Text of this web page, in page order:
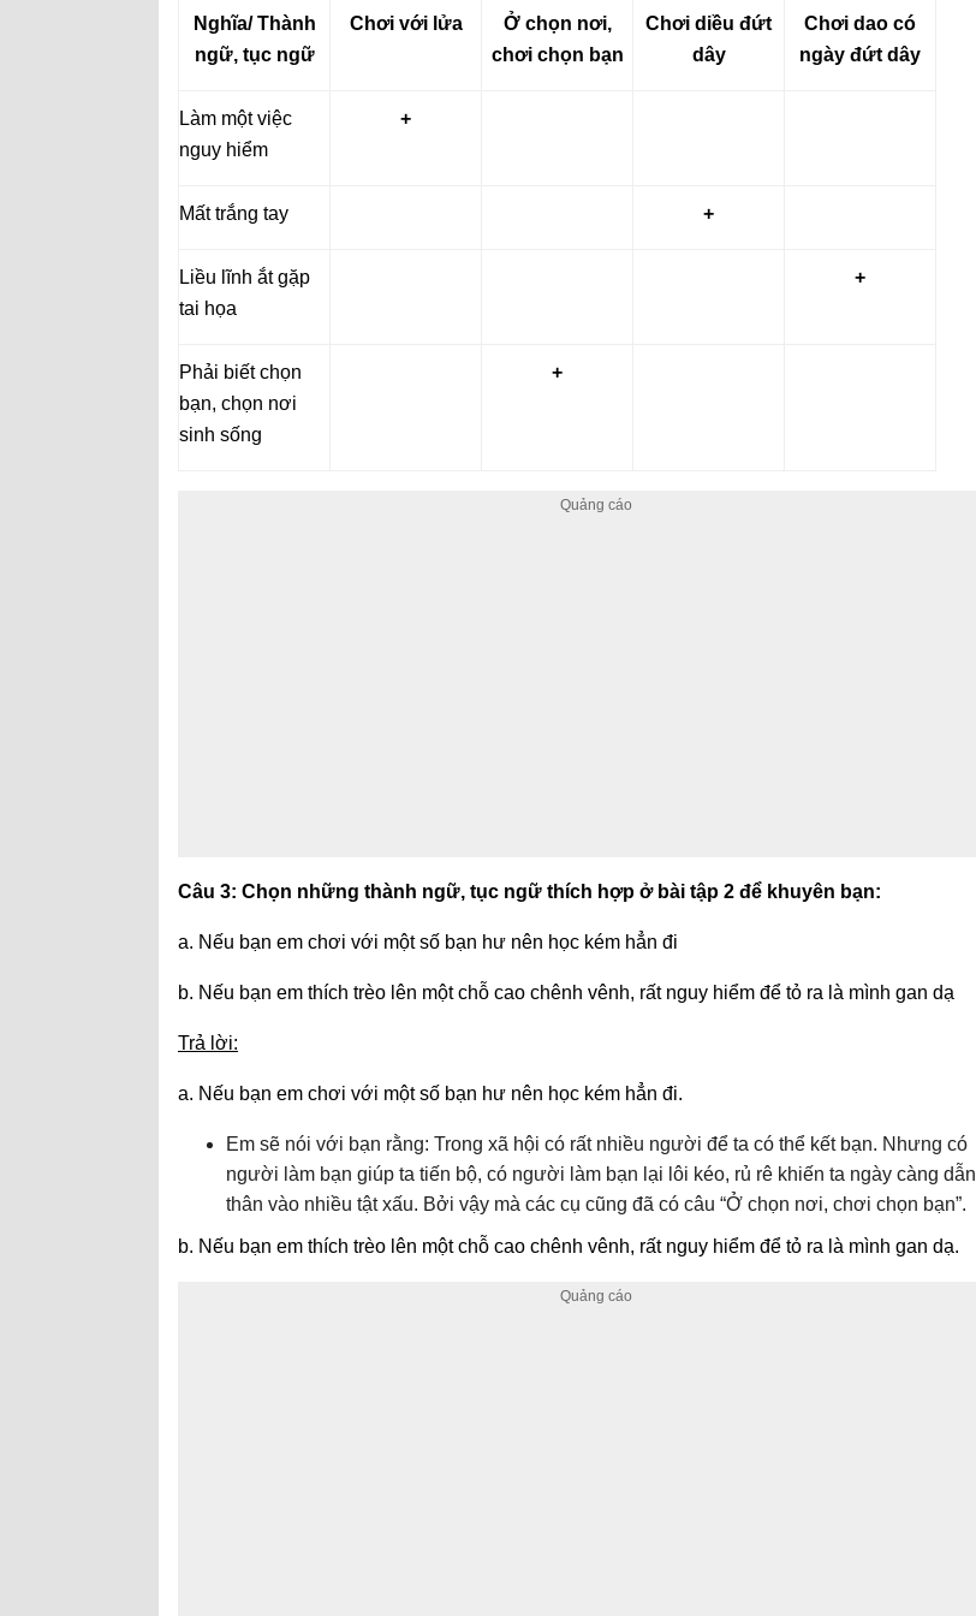
Nghĩa/ Thành
ngữ, tục ngữ
Chơi với lửa
Ở chọn nơi,
chơi chọn bạn
Chơi diều đứt
dây
Chơi dao có
ngày đứt dây
Làm một việc
nguy hiểm
+
Mất trắng tay +
Liều lĩnh ắt gặp
tai họa
+
Phải biết chọn
bạn, chọn nơi
sinh sống
+
Câu 3: Chọn những thành ngữ, tục ngữ thích hợp ở bài tập 2 để khuyên bạn:
a. Nếu bạn em chơi với một số bạn hư nên học kém hẳn đi
b. Nếu bạn em thích trèo lên một chỗ cao chênh vênh, rất nguy hiểm để tỏ ra là mình gan dạ
Trả lời:
a. Nếu bạn em chơi với một số bạn hư nên học kém hẳn đi.
Em sẽ nói với bạn rằng: Trong xã hội có rất nhiều người để ta có thể kết bạn. Nhưng có
người làm bạn giúp ta tiến bộ, có người làm bạn lại lôi kéo, rủ rê khiến ta ngày càng dẫn
thân vào nhiều tật xấu. Bởi vậy mà các cụ cũng đã có câu “Ở chọn nơi, chơi chọn bạn”.
b. Nếu bạn em thích trèo lên một chỗ cao chênh vênh, rất nguy hiểm để tỏ ra là mình gan dạ.